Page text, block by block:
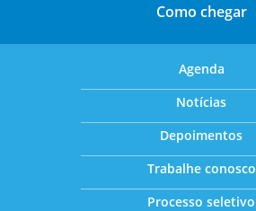
Como chegar
Agenda
Notícias
Depoimentos
Trabalhe conosco
Processo seletivo